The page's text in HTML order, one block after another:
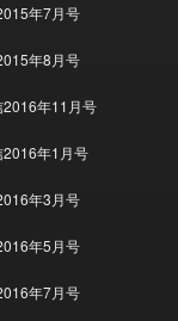
年7月号
年8月号
2016年11月号
2016年1月号
年3月号
年5月号
年7月号